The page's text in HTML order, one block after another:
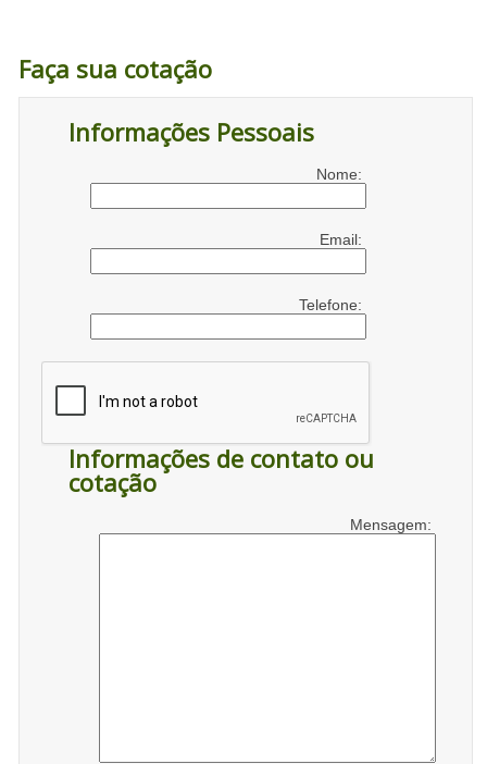
Faça sua cotação
Informações Pessoais
Nome:
Email:
Telefone:
Informações de contato ou
cotação
Mensagem: